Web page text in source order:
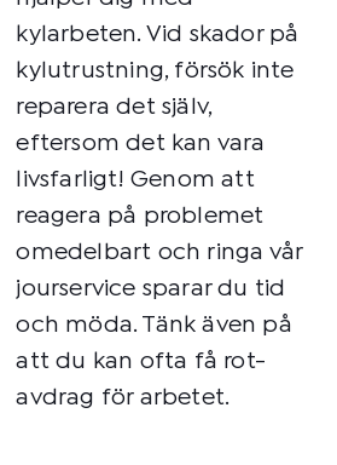
kylarbeten. Vid skador på
kylutrustning, försök inte
reparera det själv,
eftersom det kan vara
livsfarligt! Genom att
reagera på problemet
omedelbart och ringa vår
jourservice sparar du tid
och möda. Tänk även på
att du kan ofta få rot-
avdrag för arbetet.